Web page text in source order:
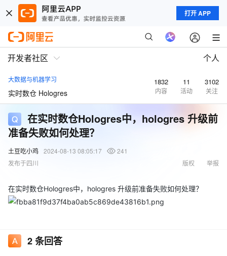
打开 APP
开发者社区 个人
大数据与机器学习
实时数仓 Hologres
1832
内容
11
活动
3102
关注
在实时数仓Hologres中，hologres 升级前
准备失败如何处理？
土豆吃小鸡 2024-08-13 08:05:17
241
发布于四川
举报
版权
在实时数仓Hologres中，hologres 升级前准备失败如何处理？
2条回答